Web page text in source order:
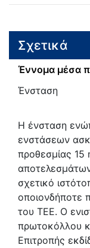
Σχετικά
Έννομα μέσα
Ένσταση
Η ένσταση
ενστάσεων
προθεσμίας
σχετικό
οποιονδήποτε
του TEE. Ο
πρωτοκόλλου
Επιτροπής